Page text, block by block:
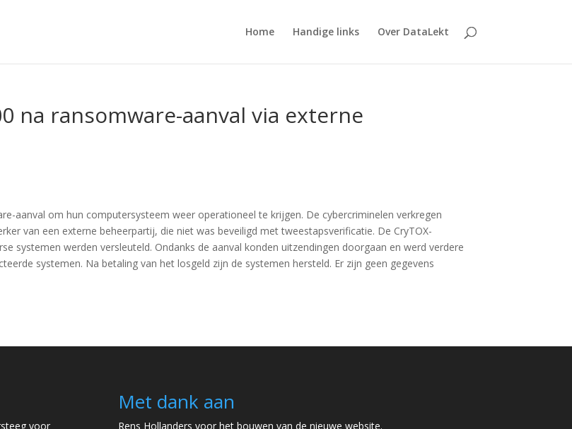
Home Handige links Over DataLekt
na ransomware-aanval via externe
aanval om hun computersysteem weer operationeel te krijgen. De cybercriminelen verkregen
van een externe beheerpartij, die niet was beveiligd met tweestapsverificatie. De CryTOX-
systemen werden versleuteld. Ondanks de aanval konden uitzendingen doorgaan en werd verdere
systemen. Na betaling van het losgeld zijn de systemen hersteld. Er zijn geen gegevens
voor
Met dank aan
Rens Hollanders voor het bouwen van de nieuwe website.